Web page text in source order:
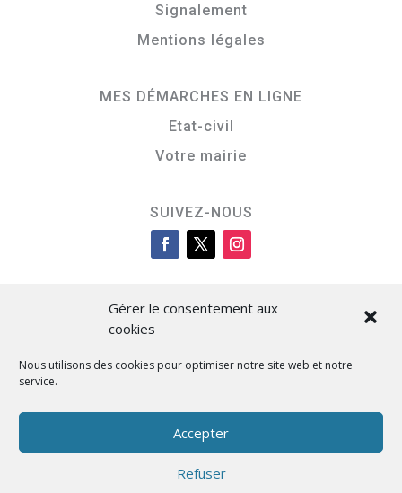
Gérer le consentement aux
cookies
Nous utilisons des cookies pour optimiser notre site web et notre
service.
Accepter
Refuser
Signalement
Mentions légales
MES DÉMARCHES EN LIGNE
Etat-civil
Votre mairie
SUIVEZ-NOUS
Cità di L’Isula